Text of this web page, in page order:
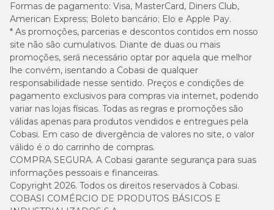
Formas de pagamento: Visa, MasterCard, Diners Club,
American Express; Boleto bancário; Elo e Apple Pay.
* As promoções, parcerias e descontos contidos em nosso
site não são cumulativos. Diante de duas ou mais
promoções, será necessário optar por aquela que melhor
lhe convém, isentando a Cobasi de qualquer
responsabilidade nesse sentido. Preços e condições de
pagamento exclusivos para compras via internet, podendo
variar nas lojas físicas. Todas as regras e promoções são
válidas apenas para produtos vendidos e entregues pela
Cobasi. Em caso de divergência de valores no site, o valor
válido é o do carrinho de compras.
COMPRA SEGURA. A Cobasi garante segurança para suas
informações pessoais e financeiras.
Copyright 2026. Todos os direitos reservados à Cobasi.
COBASI COMÉRCIO DE PRODUTOS BÁSICOS E